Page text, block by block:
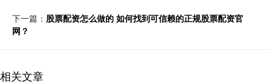
下一篇： 股票配资怎么做的 如何找到可信赖的正规股票配资官
网？
相关文章